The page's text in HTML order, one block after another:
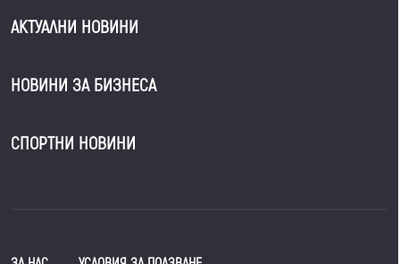
АКТУАЛНИ НОВИНИ
НОВИНИ ЗА БИЗНЕСА
СПОРТНИ НОВИНИ